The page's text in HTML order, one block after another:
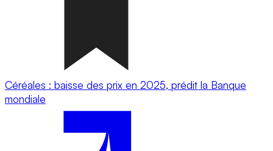
Céréales : baisse des prix en 2025, prédit la Banque
mondiale